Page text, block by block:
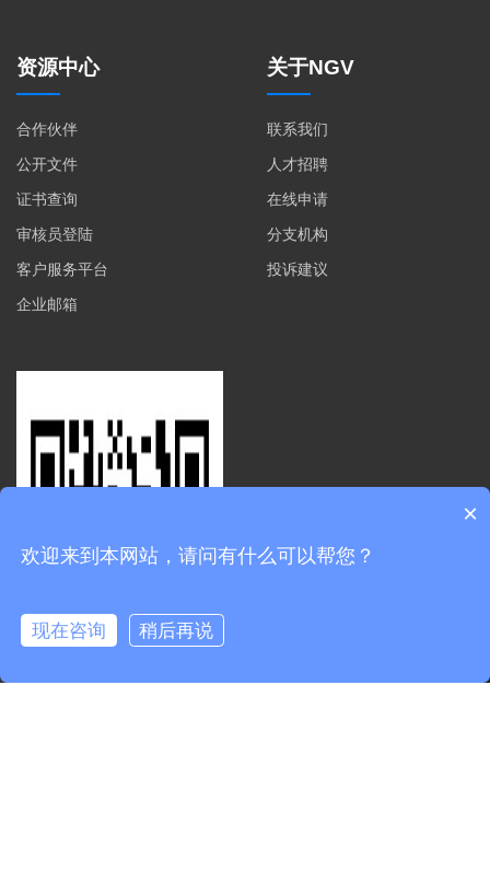
资源中心
合作伙伴
公开文件
证书查询
审核员登陆
客户服务平台
企业邮箱
关于NGV
联系我们
人才招聘
在线申请
分支机构
投诉建议
×
欢迎来到本网站，请问有什么可以帮您？
现在咨询 稍后再说